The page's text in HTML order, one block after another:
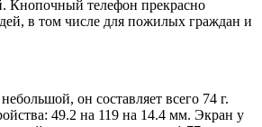
Кнопочный телефон прекрасно
в том числе для пожилых граждан и
он составляет всего 74 г.
49.2 на 119 на 14.4 мм. Экран у